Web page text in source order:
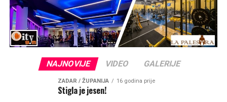
NAJNOVIJE VIDEO GALERIJE
ZADAR / ŽUPANIJA 16 godina prije
Stigla je jesen!